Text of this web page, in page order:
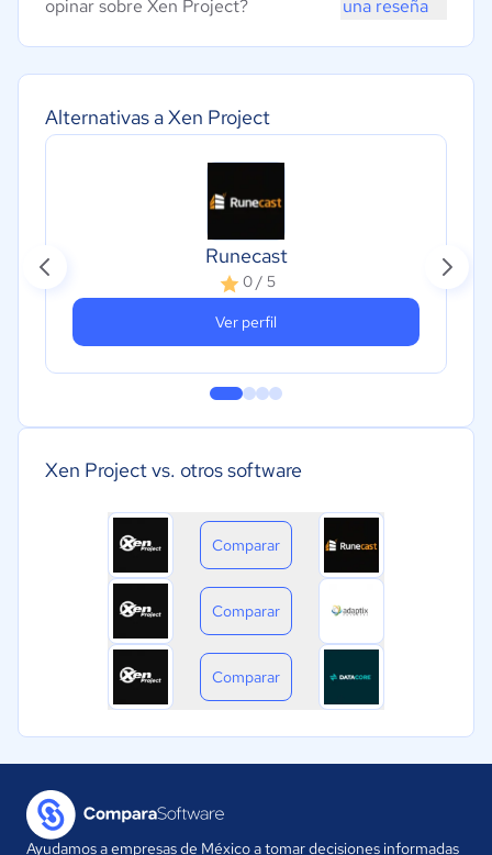
Alternativas a Xen Project
Runecast
0 / 5
Ver perfil
Xen Project vs. otros software
Comparar
Comparar
Comparar
opinar sobre Xen Project?
una reseña
Ayudamos a empresas de México a tomar decisiones informadas